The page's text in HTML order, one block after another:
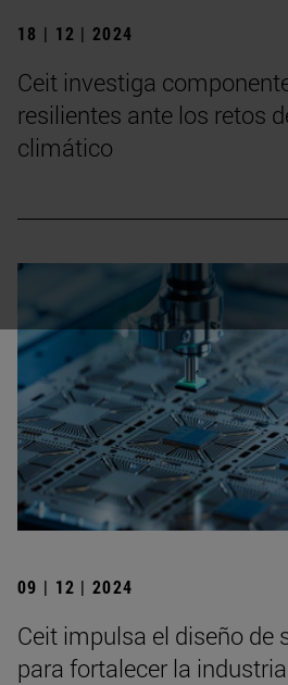
18 | 12 | 2024
Ceit investiga
resilientes ante los retos
climático
09 | 12 | 2024
Ceit impulsa el diseño de
para fortalecer la